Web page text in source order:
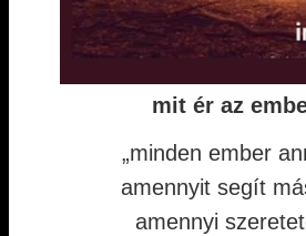
mit ér az
„minden ember
amennyit segít
amennyi